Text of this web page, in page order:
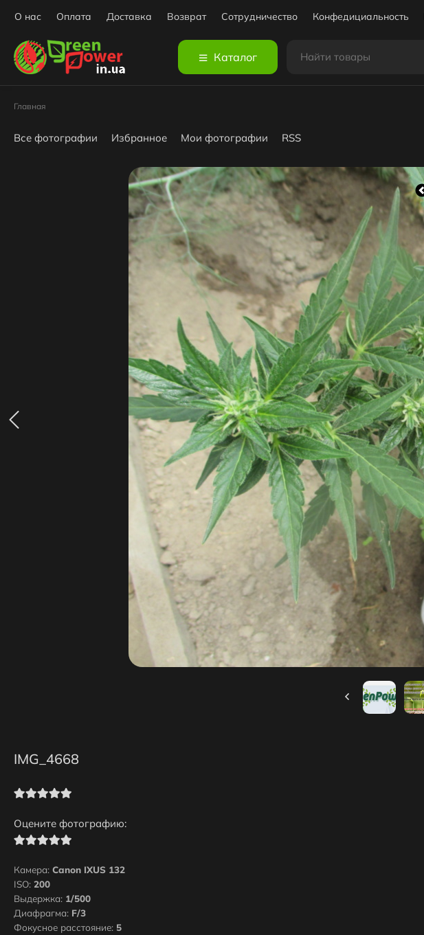
О нас Оплата Доставка Возврат Сотрудничество Конфедициальность
Каталог
Главная
Все фотографии Избранное Мои фотографии RSS
IMG_4668
Оцените фотографию:
Камера: Canon IXUS 132
ISO: 200
Выдержка: 1/500
Диафрагма: F/3
Фокусное расстояние: 5